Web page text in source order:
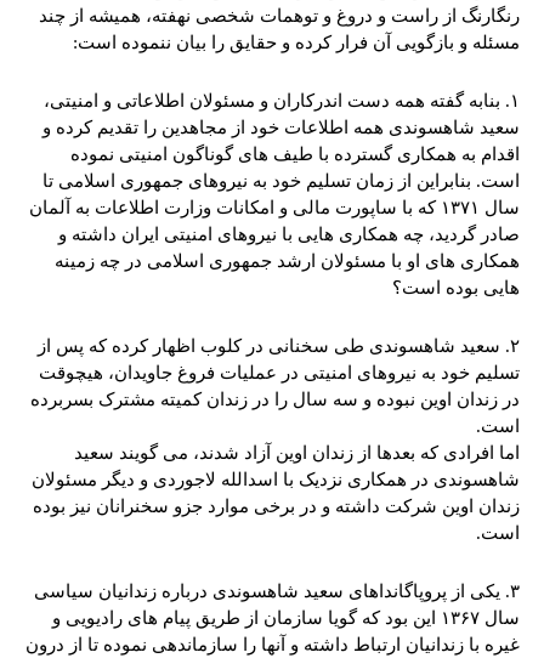
رنگارنگ از راست و دروغ و توهمات شخصی نهفته، همیشه از چند
مسئله و بازگویی آن فرار کرده و حقایق را بیان ننموده است:
۱. بنابه گفته همه دست اندرکاران و مسئولان اطلاعاتی و امنیتی،
سعید شاهسوندی همه اطلاعات خود از مجاهدین را تقدیم کرده و
اقدام به همکاری گسترده با طیف های گوناگون امنیتی نموده
است. بنابراین از زمان تسلیم خود به نیروهای جمهوری اسلامی تا
سال ۱۳۷۱ که با ساپورت مالی و امکانات وزارت اطلاعات به آلمان
صادر گردید، چه همکاری هایی با نیروهای امنیتی ایران داشته و
همکاری های او با مسئولان ارشد جمهوری اسلامی در چه زمینه
هایی بوده است؟
۲. سعید شاهسوندی طی سخنانی در کلوب اظهار کرده که پس از
تسلیم خود به نیروهای امنیتی در عملیات فروغ جاویدان، هیچوقت
در زندان اوین نبوده و سه سال را در زندان کمیته مشترک بسربرده
است.
اما افرادی که بعدها از زندان اوین آزاد شدند، می گویند سعید
شاهسوندی در همکاری نزدیک با اسدالله لاجوردی و دیگر مسئولان
زندان اوین شرکت داشته و در برخی موارد جزو سخنرانان نیز بوده
است.
۳. یکی از پروپاگانداهای سعید شاهسوندی درباره زندانیان سیاسی
سال ۱۳۶۷ این بود که گویا سازمان از طریق پیام های رادیویی و
غیره با زندانیان ارتباط داشته و آنها را سازماندهی نموده تا از درون